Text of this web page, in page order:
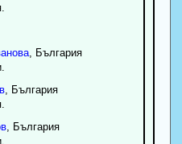
, България
, България
, България